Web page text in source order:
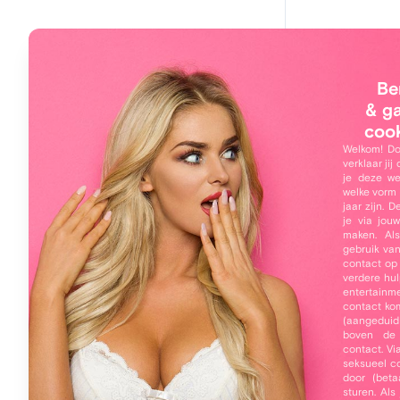
&
Welkom!
verklaar jij
je deze
welke
jaar zijn.
je via
maken.
gebruik
contact op
verdere
contact
boven de
contact.
seksueel
door
sturen.
Main navigation
Online leden
Mijn profiel
Inloggen
Gratis registreren
Wachtwoord vergeten
Over
Ben ik
Ik was
een
en heb